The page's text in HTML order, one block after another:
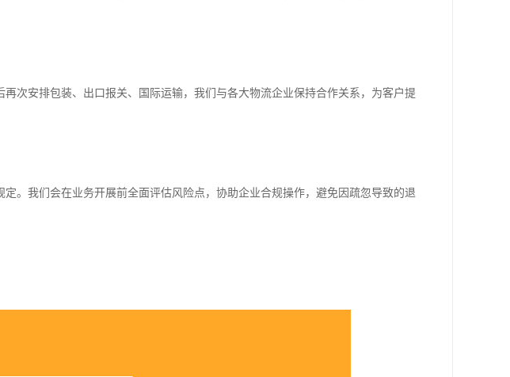
次安排包装、出口报关、国际运输，我们与各大物流企业保持合作关系，为客户提
。我们会在业务开展前全面评估风险点，协助企业合规操作，避免因疏忽导致的退